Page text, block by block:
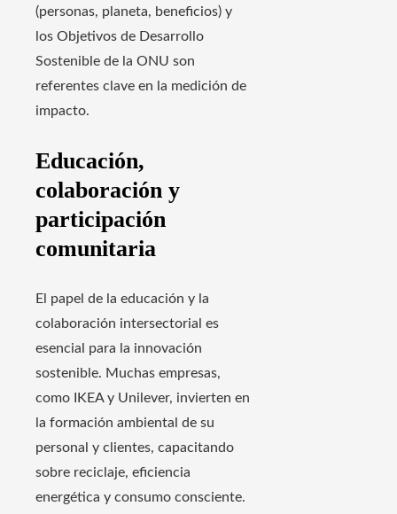
(personas, planeta, beneficios) y
los Objetivos de Desarrollo
Sostenible de la ONU son
referentes clave en la medición de
impacto.
Educación,
colaboración y
participación
comunitaria
El papel de la educación y la
colaboración intersectorial es
esencial para la innovación
sostenible. Muchas empresas,
como IKEA y Unilever, invierten en
la formación ambiental de su
personal y clientes, capacitando
sobre reciclaje, eficiencia
energética y consumo consciente.